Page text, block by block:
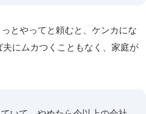
とやってと頼むと、ケンカにな
にムカつくこともなく、家庭が